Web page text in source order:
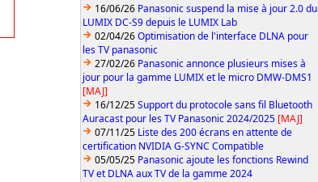
16/06/26 Panasonic suspend la mise à jour 2.0 du
LUMIX DC-S9 depuis le LUMIX Lab
02/04/26Optimisation de l'interface DLNA pour
les TV panasonic
27/02/26 Panasonic annonce plusieurs mises à
jour pour la gamme LUMIX et le micro DMW-DMS1
[MAJ]
16/12/25Support du protocole sans fil Bluetooth
Auracast pour les TV Panasonic 2024/2025 [MAJ]
07/11/25 Liste des 200 écrans en attente de
certification NVIDIA G-SYNC Compatible
05/05/25 Panasonic ajoute les fonctions Rewind
TV et DLNA aux TV de la gamme 2024